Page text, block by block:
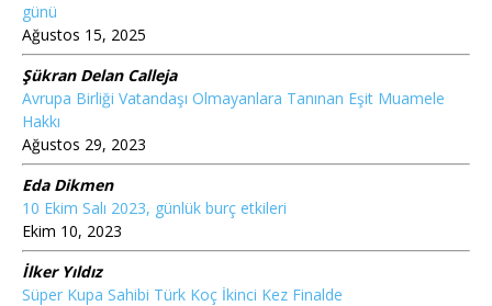
günü
Ağustos 15, 2025
Şükran Delan Calleja
Avrupa Birliği Vatandaşı Olmayanlara Tanınan Eşit Muamele
Hakkı
Ağustos 29, 2023
Eda Dikmen
10 Ekim Salı 2023, günlük burç etkileri
Ekim 10, 2023
İlker Yıldız
Süper Kupa Sahibi Türk Koç İkinci Kez Finalde